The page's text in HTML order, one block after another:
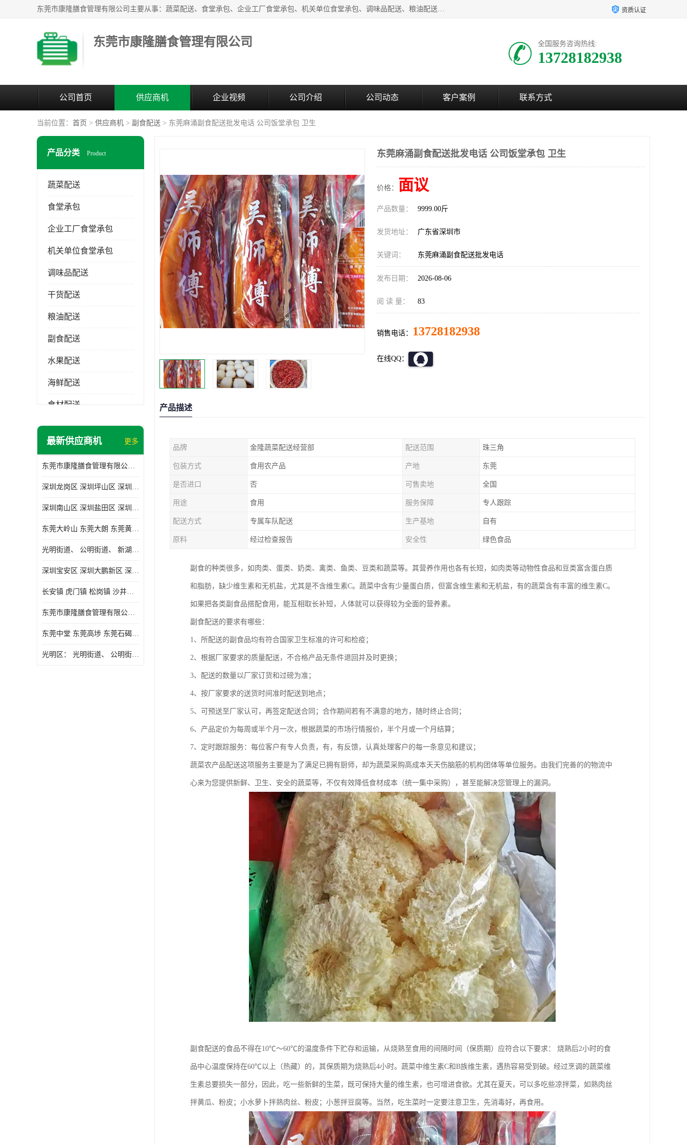
东莞市康隆膳食管理有限公司主要从事：蔬菜配送、食堂承包、企业工厂食堂承包、机关单位食堂承包、调味品配送、粮油配送、干货配送、副食配送、水果配送、海鲜配送等业务，东莞蔬菜配送电话，咨询在线客服。 资质认证
东莞市康隆膳食管理有限公司 全国服务咨询热线:
13728182938
公司首页 供应商机 企业视频 公司介绍 公司动态 客户案例 联系方式
当前位置： 首页 > 供应商机 > 副食配送 > 东莞麻涌副食配送批发电话 公司饭堂承包 卫生
产品分类 Product
蔬菜配送
食堂承包
企业工厂食堂承包
机关单位食堂承包
调味品配送
干货配送
粮油配送
副食配送
水果配送
海鲜配送
食材配送
最新供应商机 更多
东莞市康隆膳食管理有限公司主要经营蔬菜配送 东莞食堂承包 光明蔬菜配送 深圳市食堂承包 深圳市蔬菜配送等业务 欢迎咨询了解
深圳龙岗区 深圳坪山区 深圳光明区 深圳龙华区
深圳南山区 深圳盐田区 深圳福田区 深圳罗湖区 深圳龙岗区
东莞大岭山 东莞大朗 东莞黄江 东莞樟木头 蔬菜配送
光明街道、 公明街道、 新湖街道、
深圳宝安区 深圳大鹏新区 深圳特别合作区
长安镇 虎门镇 松岗镇 沙井镇 公明镇 莞城街道 南城街道 东城街道 万江街道 石碣镇 石龙镇 茶山镇 石排镇 企石镇 横沥镇
东莞市康隆膳食管理有限公司 长安蔬菜配送 虎门蔬菜配送 大岭山蔬菜配送
东莞中堂 东莞高埗 东莞石碣 东莞望牛墩 东莞洪梅 东莞道滘 东莞石龙镇 东莞石排镇
光明区： 光明街道、 公明街道、 新湖街道、 凤凰街道、 玉塘街道、 马田街道
东莞麻涌副食配送批发电话 公司饭堂承包 卫生
价格： 面议
产品数量： 9999.00斤
发货地址： 广东省深圳市
关键词： 东莞麻涌副食配送批发电话
发布日期： 2026-08-06
阅 读 量： 83
销售电话： 13728182938
在线QQ：
产品描述
品牌 金隆蔬菜配送经营部 配送范围 珠三角
包装方式 食用农产品 产地 东莞
是否进口 否 可售卖地 全国
用途 食用 服务保障 专人跟踪
配送方式 专属车队配送 生产基地 自有
原料 经过检查报告 安全性 绿色食品
副食的种类很多，如肉类、蛋类、奶类、禽类、鱼类、豆类和蔬菜等。其营养作用也各有长短，如肉类等动物性食品和豆类富含蛋白质
和脂肪，缺少维生素和无机盐，尤其是不含维生素C。蔬菜中含有少量蛋白质，但富含维生素和无机盐，有的蔬菜含有丰富的维生素C。
如果把各类副食品搭配食用，能互相取长补短，人体就可以获得较为全面的营养素。
副食配送的要求有哪些：
1、所配送的副食品均有符合国家卫生标准的许可和检疫；
2、根据厂家要求的质量配送，不合格产品无条件退回并及时更换；
3、配送的数量以厂家订货和过磅为准；
4、按厂家要求的送货时间准时配送到地点；
5、可预送至厂家认可，再签定配送合同；合作期间若有不满意的地方，随时终止合同；
6、产品定价为每周或半个月一次，根据蔬菜的市场行情报价，半个月或一个月结算；
7、定时跟踪服务：每位客户有专人负责，有，有反馈，认真处理客户的每一条意见和建议；
蔬菜农产品配送这项服务主要是为了满足已拥有厨师，却为蔬菜采购高成本天天伤脑筋的机构团体等单位服务。由我们完善的的物流中
心来为您提供新鲜、卫生、安全的蔬菜等，不仅有效降低食材成本（统一集中采购），甚至能解决您管理上的漏洞。
副食配送的食品不得在10℃～60℃的温度条件下贮存和运输，从烧熟至食用的间隔时间（保质期）应符合以下要求： 烧熟后2小时的食
品中心温度保持在60℃以上（热藏）的，其保质期为烧熟后4小时。蔬菜中维生素C和B族维生素，遇热容易受到破。经过烹调的蔬菜维
生素总要损失一部分，因此，吃一些新鲜的生菜，既可保持大量的维生素，也可增进食欲。尤其在夏天，可以多吃些凉拌菜，如熟肉丝
拌黄瓜、粉皮；小水萝卜拌熟肉丝、粉皮；小葱拌豆腐等。当然，吃生菜时一定要注意卫生，先消毒好，再食用。